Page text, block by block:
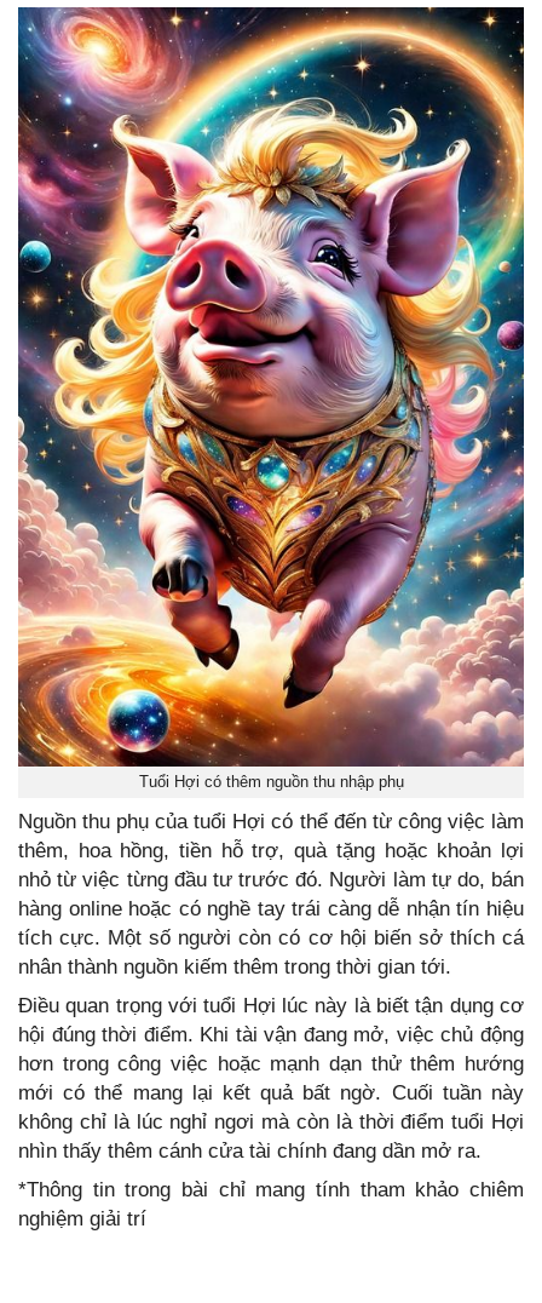
Tuổi Hợi có thêm nguồn thu nhập phụ
Nguồn thu phụ của tuổi Hợi có thể đến từ công việc làm
thêm, hoa hồng, tiền hỗ trợ, quà tặng hoặc khoản lợi
nhỏ từ việc từng đầu tư trước đó. Người làm tự do, bán
hàng online hoặc có nghề tay trái càng dễ nhận tín hiệu
tích cực. Một số người còn có cơ hội biến sở thích cá
nhân thành nguồn kiếm thêm trong thời gian tới.
Điều quan trọng với tuổi Hợi lúc này là biết tận dụng cơ
hội đúng thời điểm. Khi tài vận đang mở, việc chủ động
hơn trong công việc hoặc mạnh dạn thử thêm hướng
mới có thể mang lại kết quả bất ngờ. Cuối tuần này
không chỉ là lúc nghỉ ngơi mà còn là thời điểm tuổi Hợi
nhìn thấy thêm cánh cửa tài chính đang dần mở ra.
*Thông tin trong bài chỉ mang tính tham khảo chiêm
nghiệm giải trí